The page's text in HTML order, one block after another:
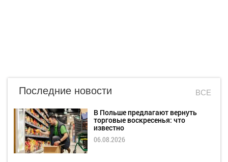
Последние новости ВСЕ
В Польше предлагают вернуть
торговые воскресенья: что
известно
06.08.2026